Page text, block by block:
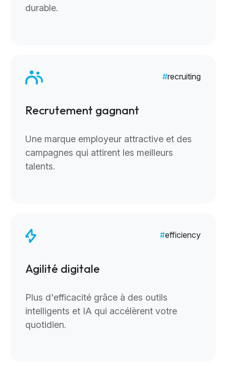
durable.
recruiting
Recrutement gagnant
Une marque employeur attractive et des
campagnes qui attirent les meilleurs
talents.
efficiency
Agilité digitale
Plus d'efficacité grâce à des outils
intelligents et IA qui accélèrent votre
quotidien.